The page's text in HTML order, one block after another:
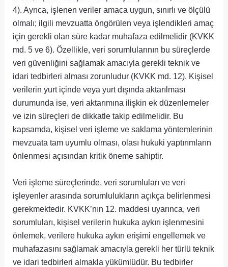
4). Ayrıca, işlenen veriler amaca uygun, sınırlı ve ölçülü
olmalı; ilgili mevzuatta öngörülen veya işlendikleri amaç
için gerekli olan süre kadar muhafaza edilmelidir (KVKK
md. 5 ve 6). Özellikle, veri sorumlularının bu süreçlerde
veri güvenliğini sağlamak amacıyla gerekli teknik ve
idari tedbirleri alması zorunludur (KVKK md. 12). Kişisel
verilerin yurt içinde veya yurt dışında aktarılması
durumunda ise, veri aktarımına ilişkin ek düzenlemeler
ve izin süreçleri de dikkatle takip edilmelidir. Bu
kapsamda, kişisel veri işleme ve saklama yöntemlerinin
mevzuata tam uyumlu olması, olası hukuki yaptırımların
önlenmesi açısından kritik öneme sahiptir.
Veri işleme süreçlerinde, veri sorumluları ve veri
işleyenler arasında sorumlulukların açıkça belirlenmesi
gerekmektedir. KVKK’nın 12. maddesi uyarınca, veri
sorumluları, kişisel verilerin hukuka aykırı işlenmesini
önlemek, verilere hukuka aykırı erişimi engellemek ve
muhafazasını sağlamak amacıyla gerekli her türlü teknik
ve idari tedbirleri almakla yükümlüdür. Bu tedbirler